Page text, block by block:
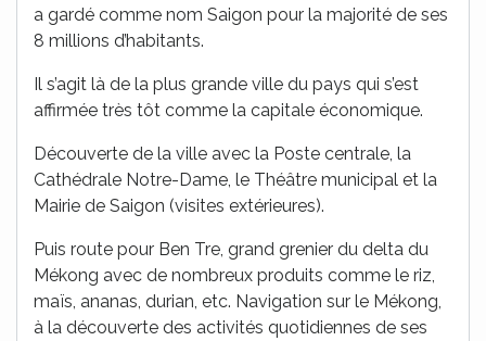
a gardé comme nom Saigon pour la majorité de ses
8 millions d’habitants.
Il s’agit là de la plus grande ville du pays qui s’est
affirmée très tôt comme la capitale économique.
Découverte de la ville avec la Poste centrale, la
Cathédrale Notre-Dame, le Théâtre municipal et la
Mairie de Saigon (visites extérieures).
Puis route pour Ben Tre, grand grenier du delta du
Mékong avec de nombreux produits comme le riz,
maïs, ananas, durian, etc. Navigation sur le Mékong,
à la découverte des activités quotidiennes de ses